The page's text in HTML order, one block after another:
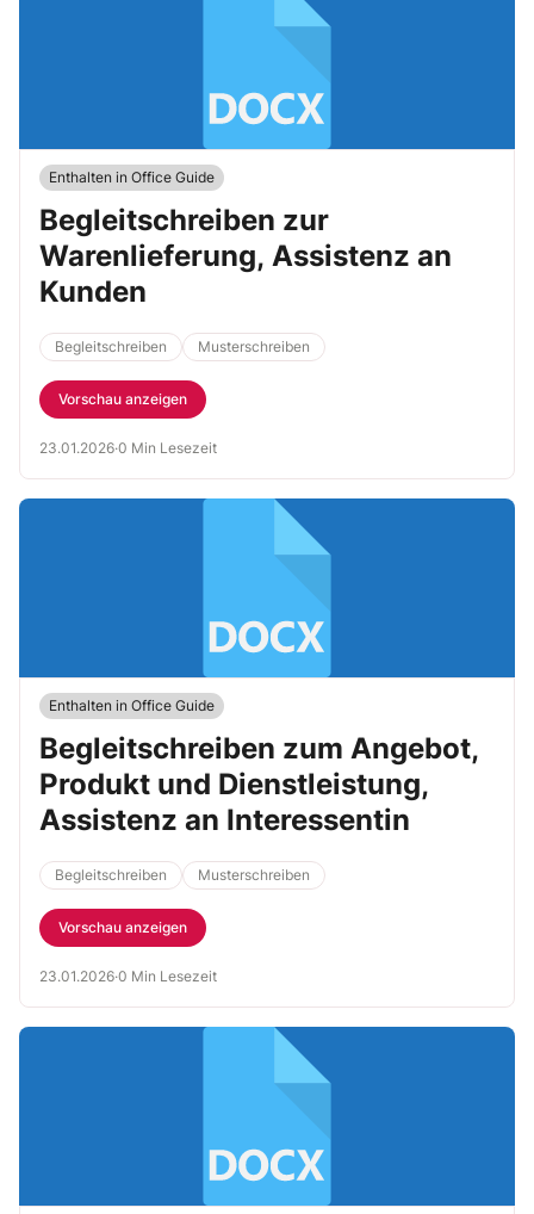
Enthalten in Office Guide
Begleitschreiben zur
Warenlieferung, Assistenz an
Kunden
Begleitschreiben Musterschreiben
Vorschau anzeigen
23.01.2026·0 Min Lesezeit
Enthalten in Office Guide
Begleitschreiben zum Angebot,
Produkt und Dienstleistung,
Assistenz an Interessentin
Begleitschreiben Musterschreiben
Vorschau anzeigen
23.01.2026·0 Min Lesezeit